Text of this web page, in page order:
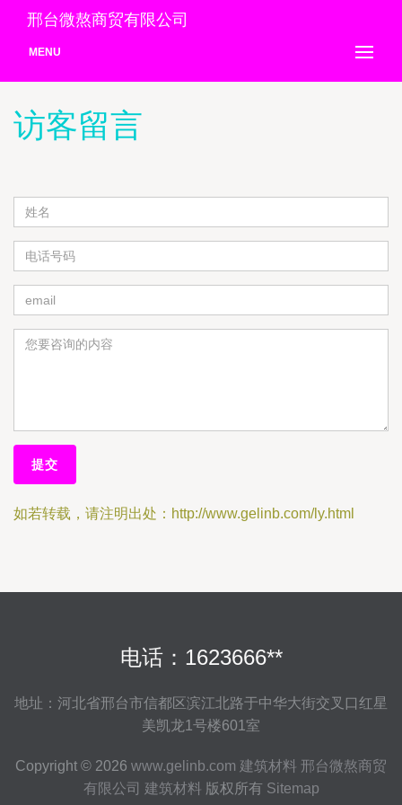
邢台微熬商贸有限公司
MENU
访客留言
如若转载，请注明出处：http://www.gelinb.com/ly.html
电话：1623666**
地址：河北省邢台市信都区滨江北路于中华大街交叉口红星
美凯龙1号楼601室
Copyright © 2026 www.gelinb.com 建筑材料 邢台微熬商贸
有限公司 建筑材料 版权所有 Sitemap